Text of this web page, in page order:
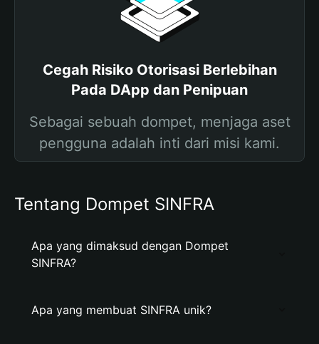
Cegah Risiko Otorisasi Berlebihan
Pada DApp dan Penipuan
Sebagai sebuah dompet, menjaga aset
pengguna adalah inti dari misi kami.
Tentang Dompet SINFRA
Apa yang dimaksud dengan Dompet
SINFRA?
Apa yang membuat SINFRA unik?